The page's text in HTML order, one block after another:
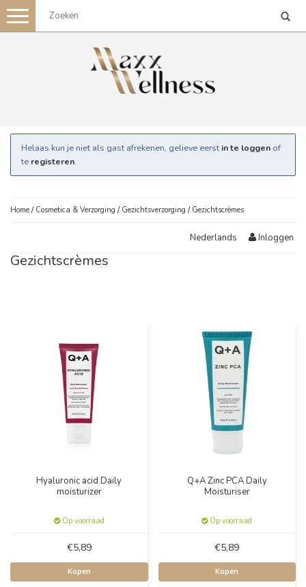
Toggle
navigation
Helaas kun je niet als gast afrekenen, gelieve eerst in te loggen of
te registeren.
Home / Cosmetica & Verzorging / Gezichtsverzorging / Gezichtscrèmes
Nederlands Inloggen
Gezichtscrèmes
Hyaluronic acid Daily
moisturizer
Op voorraad
€5,89
Kopen
Q+A Zinc PCA Daily
Moisturiser
Op voorraad
€5,89
Kopen